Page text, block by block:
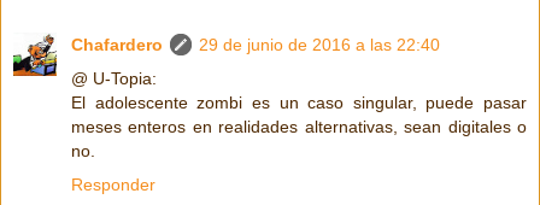
Chafardero
29 de junio de 2016 a las 22:40
@ U-Topia:
El adolescente zombi es un caso singular, puede pasar
meses enteros en realidades alternativas, sean digitales o
no.
Responder